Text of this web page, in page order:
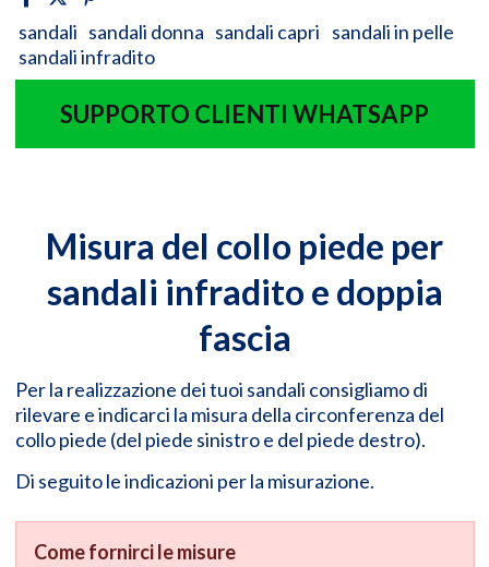
sandali sandali donna sandali capri sandali in pelle
sandali infradito
SUPPORTO CLIENTI WHATSAPP
Misura del collo piede per
sandali infradito e doppia
fascia
Per la realizzazione dei tuoi sandali consigliamo di
rilevare e indicarci la misura della circonferenza del
collo piede (del piede sinistro e del piede destro).
Di seguito le indicazioni per la misurazione.
Come fornirci le misure